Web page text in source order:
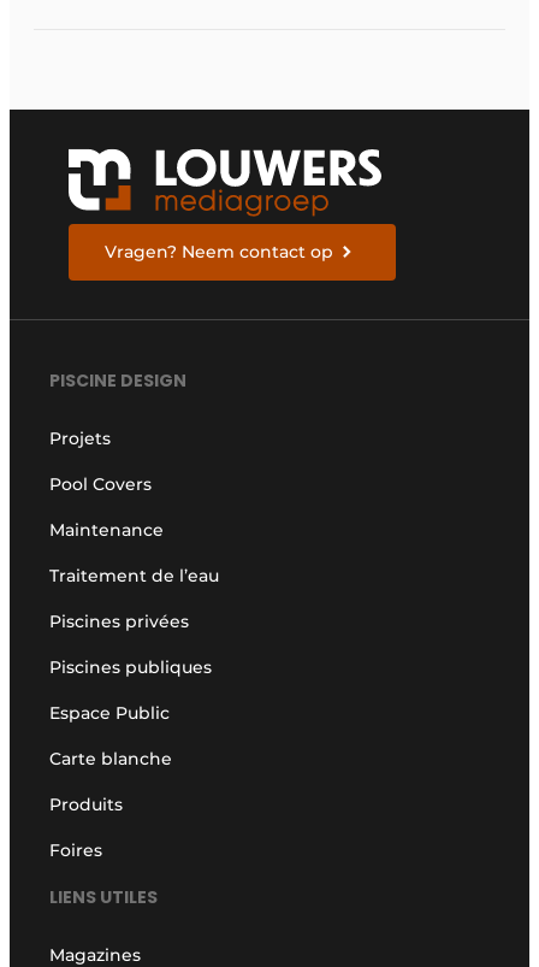
Vragen? Neem contact op
PISCINE DESIGN
Projets
Pool Covers
Maintenance
Traitement de l’eau
Piscines privées
Piscines publiques
Espace Public
Carte blanche
Produits
Foires
LIENS UTILES
Magazines